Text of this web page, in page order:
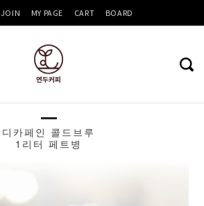
JOIN MY PAGE CART BOARD
디카페인 콜드브루
1리터 페트병